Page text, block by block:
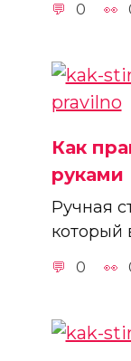
0
Как
руками
Ручная
который
0